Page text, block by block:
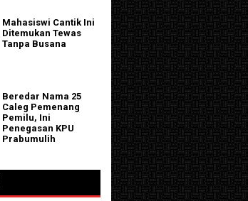
Mahasiswi Cantik Ini
Ditemukan Tewas
Tanpa Busana
Beredar Nama 25
Caleg Pemenang
Pemilu, Ini
Penegasan KPU
Prabumulih